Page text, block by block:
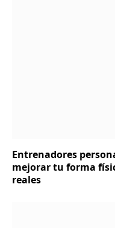
Entrenadores
mejorar tu forma
reales